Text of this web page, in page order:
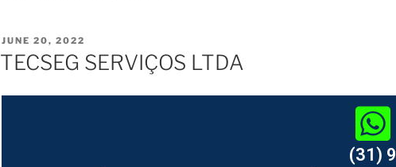
JUNE 20, 2022
TECSEG SERVIÇOS LTDA
(31) 9